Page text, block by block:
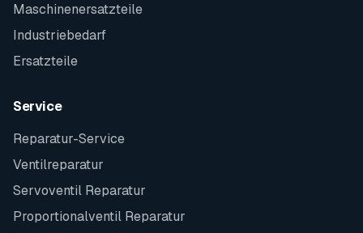
Maschinenersatzteile
Industriebedarf
Ersatzteile
Service
Reparatur-Service
Ventilreparatur
Servoventil Reparatur
Proportionalventil Reparatur